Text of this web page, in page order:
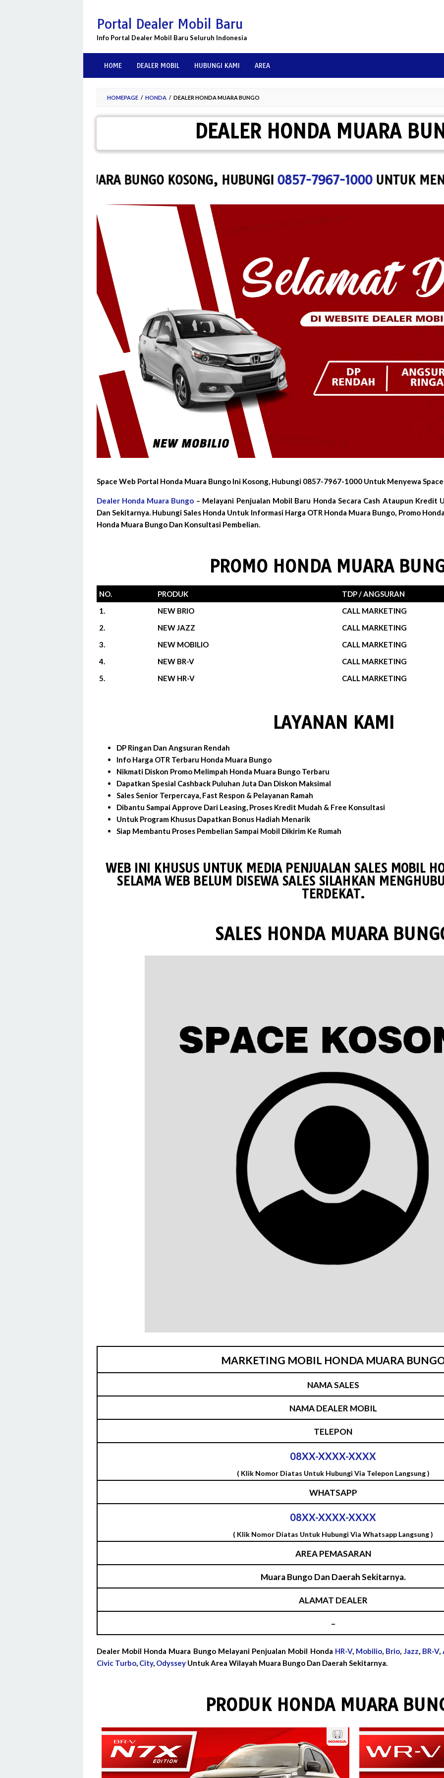
content
Portal Dealer Mobil Baru
Info Portal Dealer Mobil Baru Seluruh Indonesia
HOME DEALER MOBIL HUBUNGI KAMI AREA
HOMEPAGE / HONDA / DEALER HONDA MUARA BUNGO
DEALER HONDA MUARA
MUARA BUNGO KOSONG, HUBUNGI0857-7967-1000UNTUK MENYEWA
Space Web Portal Honda Muara Bungo Ini Kosong, Hubungi 0857-7967-1000 Untuk Menyewa Space
Dealer Honda Muara Bungo – Melayani Penjualan Mobil Baru Honda Secara Cash Ataupun Kredit
Dan Sekitarnya. Hubungi Sales Honda Untuk Informasi Harga OTR Honda Muara Bungo, Promo
Honda Muara Bungo Dan Konsultasi Pembelian.
PROMO HONDA MUARA
NO. PRODUK
TDP / ANGSURAN
1.
NEW BRIO
CALL MARKETING
2.
NEW JAZZ
CALL MARKETING
3.
NEW MOBILIO
CALL MARKETING
4.
NEW BR-V
CALL MARKETING
5.
NEW HR-V CALL MARKETING
LAYANAN KAMI
DP Ringan Dan Angsuran Rendah
Info Harga OTR Terbaru Honda Muara Bungo
Nikmati Diskon Promo Melimpah Honda Muara Bungo Terbaru
Dapatkan Spesial Cashback Puluhan Juta Dan Diskon Maksimal
Sales Senior Terpercaya, Fast Respon & Pelayanan Ramah
Dibantu Sampai Approve Dari Leasing, Proses Kredit Mudah & Free Konsultasi
Untuk Program Khusus Dapatkan Bonus Hadiah Menarik
Siap Membantu Proses Pembelian Sampai Mobil Dikirim Ke Rumah
WEB INI KHUSUS UNTUK MEDIA PENJUALAN SALES MOBIL
SELAMA WEB BELUM DISEWA SALES SILAHKAN
TERDEKAT.
SALES HONDA MUARA
MARKETING MOBIL HONDA MUARA
NAMA SALES
NAMA DEALER MOBIL
TELEPON
08XX-XXXX-XXXX
( Klik Nomor Diatas Untuk Hubungi Via Telepon Langsung )
WHATSAPP
08XX-XXXX-XXXX
( Klik Nomor Diatas Untuk Hubungi Via Whatsapp Langsung )
AREA PEMASARAN
Muara Bungo Dan Daerah Sekitarnya.
ALAMAT DEALER
–
Dealer Mobil Honda Muara Bungo Melayani Penjualan Mobil Honda HR-V, Mobilio, Brio, Jazz, BR-V,
Civic Turbo, City, OdysseyUntuk Area Wilayah Muara Bungo Dan Daerah Sekitarnya.
PRODUK HONDA MUARA